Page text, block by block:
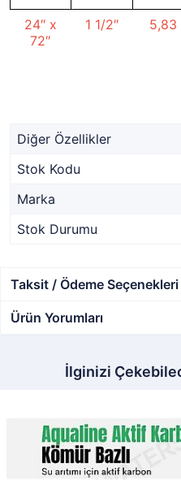
24″ x
72″
1 1/2″ 5,83
Diğer Özellikler
Stok Kodu
Marka
Stok Durumu
Taksit / Ödeme Seçenekleri
Ürün Yorumları
İlginizi